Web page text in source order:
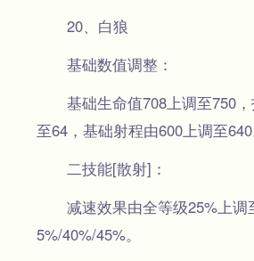
20、白狼
基础数值调整：
基础生命值708上调至750，
至64，基础射程由600上调至640
二技能[散射]：
减速效果由全等级25%上调
5%/40%/45%。